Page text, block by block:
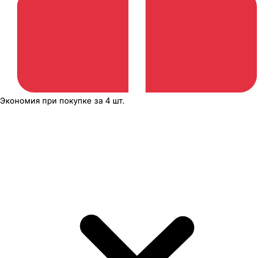
Экономия при покупке за 4 шт.